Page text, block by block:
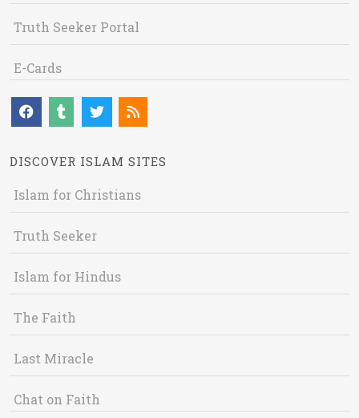
Truth Seeker Portal
E-Cards
DISCOVER ISLAM SITES
Islam for Christians
Truth Seeker
Islam for Hindus
The Faith
Last Miracle
Chat on Faith